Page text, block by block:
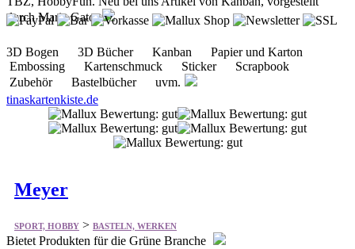
durch Maria Gato
3D Bogen 3D Bücher Kanban Papier und Karton
Embossing Kartenschmuck Sticker Scrapbook
Zubehör Bastelbücher uvm.
tinaskartenkiste.de
Meyer
SPORT, HOBBY > BASTELN, WERKEN
Bietet Produkten für die Grüne Branche